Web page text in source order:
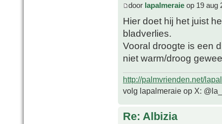
door lapalmeraie op 19 aug
Hier doet hij het juist
bladverlies.
Vooral droogte is een
niet warm/droog
http://palmvrienden.net/
volg lapalmeraie op X:
Re: Albizia